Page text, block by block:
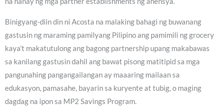
Binigyang-diin din ni Acosta na malaking bahagi ng buwanang
gastusin ng maraming pamilyang Pilipino ang pamimili ng grocery
kaya’t makatutulong ang bagong partnership upang makabawas
sa kanilang gastusin dahil ang bawat pisong matitipid sa mga
pangunahing pangangailangan ay maaaring mailaan sa
edukasyon, pamasahe, bayarin sa kuryente at tubig, o maging
dagdag na ipon sa MP2 Savings Program.